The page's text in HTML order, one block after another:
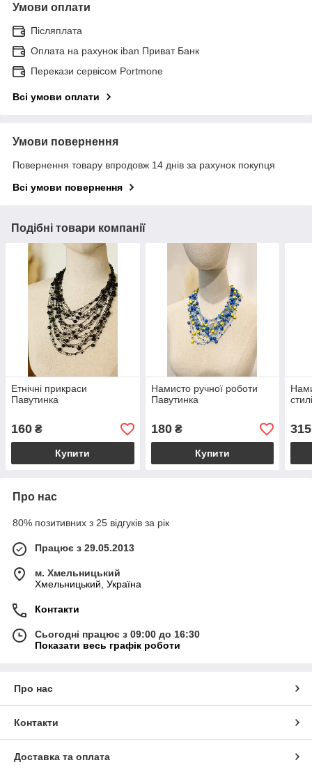
Умови оплати
Післяплата
Оплата на рахунок iban Приват Банк
Перекази сервісом Portmone
Всі умови оплати
Умови повернення
Повернення товару впродовж 14 днів за рахунок покупця
Всі умови повернення
Подібні товари компанії
Етнічні прикраси
Павутинка
160 ₴
Купити
Намисто ручної роботи
Павутинка
180₴
Купити
315
Про нас
80% позитивних з 25 відгуків за рік
Працює з 29.05.2013
м. Хмельницький
Хмельницький, Україна
Контакти
Сьогодні працює з 09:00 до 16:30
Показати весь графік роботи
Про нас
Контакти
Доставка та оплата